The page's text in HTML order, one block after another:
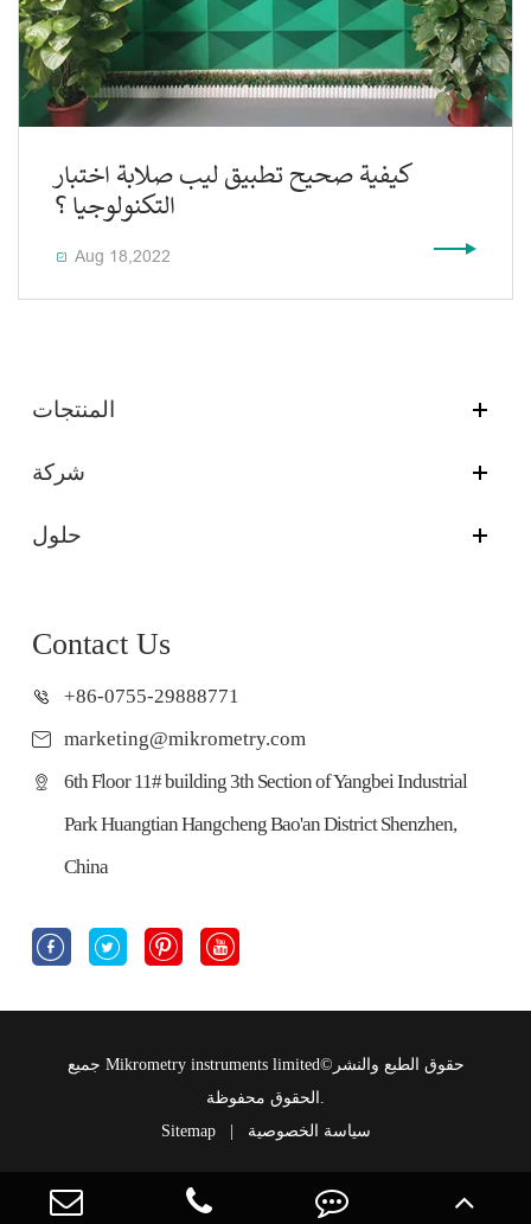
كيفية صحيح تطبيق ليب صلابة اختبار
التكنولوجيا ؟
 Aug 18,2022
المنتجات
شركة
حلول
Contact Us
+86-0755-29888771
marketing@mikrometry.com
6th Floor 11# building 3th Section of Yangbei Industrial
Park Huangtian Hangcheng Bao'an District Shenzhen,
China
   
حقوق الطبع والنشر©Mikrometry instruments limited جميع
الحقوق محفوظة.
Sitemap| سياسة الخصوصية